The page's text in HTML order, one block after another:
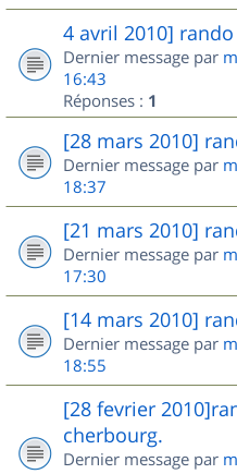
4 avril 2010]
Dernier message par
16:43
Réponses : 1
[28 mars 2010]
Dernier message par
18:37
[21 mars 2010]
Dernier message par
17:30
[14 mars 2010]
Dernier message par
18:55
[28 fevrier
cherbourg.
Dernier message par